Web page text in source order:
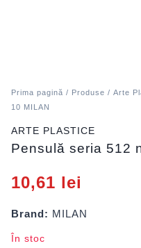
Prima pagină / Produse / Arte
10 MILAN
ARTE PLASTICE
Pensulă seria 512
10,61 lei
Brand: MILAN
În stoc